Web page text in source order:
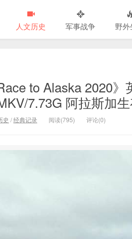
人文历史 军事战争 野
to Alaska 2020》
7.73G 阿拉斯加
史 /经典记录 阅读(795) 评论(0)